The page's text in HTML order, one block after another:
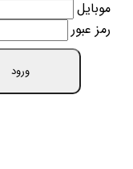
موبایل
رمز عبور
ورود